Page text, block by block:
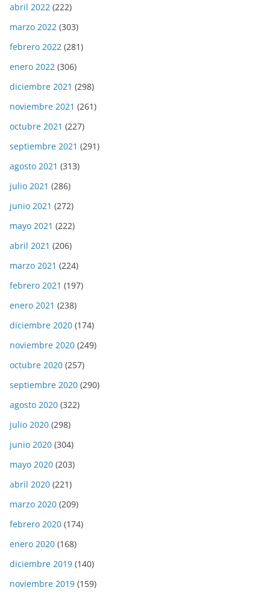
abril 2022 (222)
marzo 2022 (303)
febrero 2022 (281)
enero 2022 (306)
diciembre 2021 (298)
noviembre 2021 (261)
octubre 2021 (227)
septiembre 2021 (291)
agosto 2021 (313)
julio 2021 (286)
junio 2021 (272)
mayo 2021 (222)
abril 2021 (206)
marzo 2021 (224)
febrero 2021 (197)
enero 2021 (238)
diciembre 2020 (174)
noviembre 2020 (249)
octubre 2020 (257)
septiembre 2020 (290)
agosto 2020 (322)
julio 2020 (298)
junio 2020 (304)
mayo 2020 (203)
abril 2020 (221)
marzo 2020 (209)
febrero 2020 (174)
enero 2020 (168)
diciembre 2019 (140)
noviembre 2019 (159)